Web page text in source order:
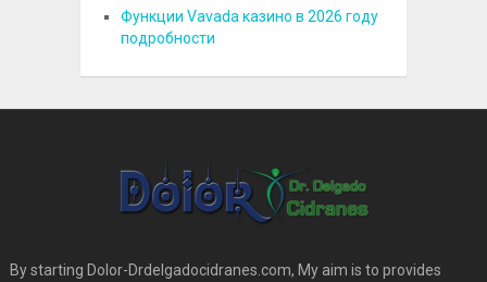
Функции Vavada казино в 2026 году
подробности
By starting Dolor-Drdelgadocidranes.com, My aim is to provides